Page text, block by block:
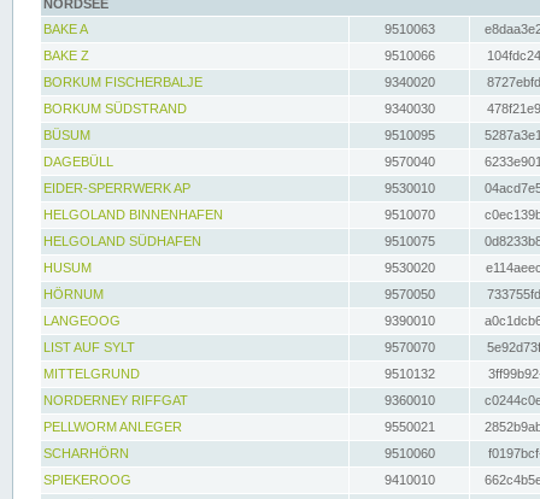
NORDSEE
BAKE A
9510063
BAKE Z
9510066
BORKUM FISCHERBALJE
9340020
BORKUM SÜDSTRAND
9340030
BÜSUM
9510095
DAGEBÜLL
9570040
EIDER-SPERRWERK AP
9530010
HELGOLAND BINNENHAFEN
9510070
HELGOLAND SÜDHAFEN
9510075
HUSUM
9530020
HÖRNUM
9570050
LANGEOOG
9390010
LIST AUF SYLT
9570070
MITTELGRUND
9510132
NORDERNEY RIFFGAT
9360010
PELLWORM ANLEGER
9550021
SCHARHÖRN
9510060
SPIEKEROOG
9410010